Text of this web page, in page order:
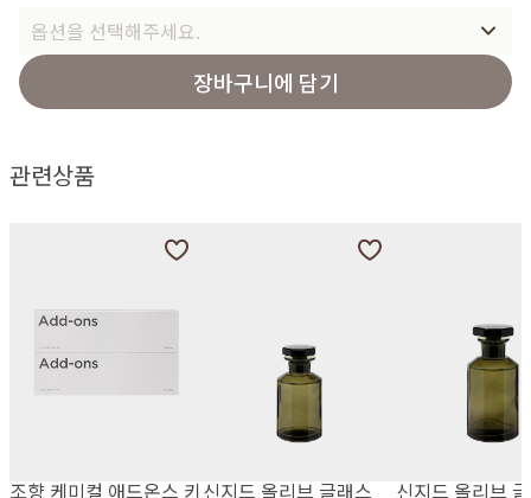
옵션을 선택해주세요.
장바구니에 담기
관련상품
조향 케미컬 애드온스 키신지드 올리브 글래스 신지드 올리브